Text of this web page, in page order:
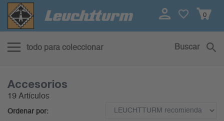
0
todo para coleccionar Buscar
Accesorios
19 Artículos
Ordenar por: